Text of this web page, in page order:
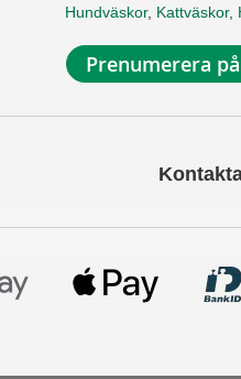
Hundväskor, Kattväskor,
Prenumerera